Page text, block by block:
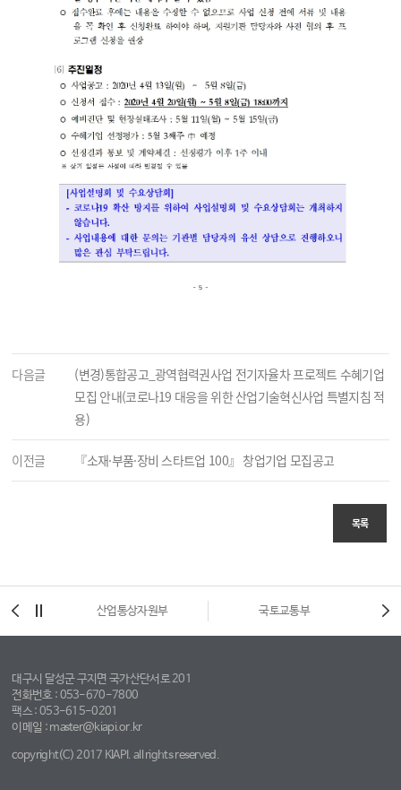
다음글
(변경)통합공고_광역협력권사업 전기자율차 프로젝트 수혜기업
모집 안내(코로나19 대응을 위한 산업기술혁신사업 특별지침 적
용)
이전글 『소재·부품·장비 스타트업 100』 창업기업 모집공고
목록
산업통상자원부 국토교통부
대구시 달성군 구지면 국가산단서로 201
전화번호 : 053-670-7800
팩스 : 053-615-0201
이메일 : master@kiapi.or.kr
copyright(C) 2017 KIAPI. all rights reserved.